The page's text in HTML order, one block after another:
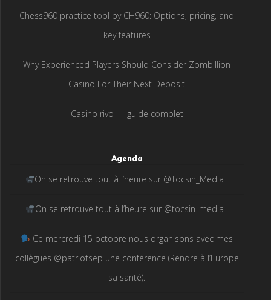
Chess960 practice tool by CH960: Options, pricing, and
key features
Why Experienced Players Should Consider Zombillion
Casino For Their Next Deposit
Casino rivo — guide complet
Agenda
On se retrouve tout à l’heure sur @Tocsin_Media !
On se retrouve tout à l’heure sur @tocsin_media !
Ce mercredi 15 octobre nous organisons avec mes
collègues @patriotsep une conférence (Rendre à l’Europe
sa santé).